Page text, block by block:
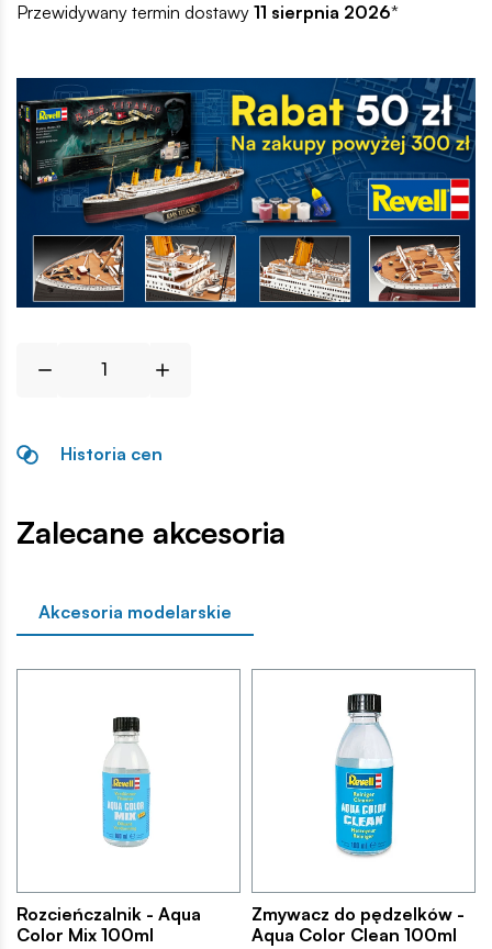
Przewidywany termin dostawy 11 sierpnia 2026*
Historia cen
Zalecane akcesoria
Akcesoria modelarskie
Rozcieńczalnik - Aqua
Color Mix 100ml
Zmywacz do pędzelków -
Aqua Color Clean 100ml